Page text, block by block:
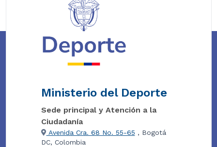
Ministerio del Deporte
Sede principal y Atención a la
Ciudadanía
Avenida Cra. 68 No. 55-65 , Bogotá
DC, Colombia